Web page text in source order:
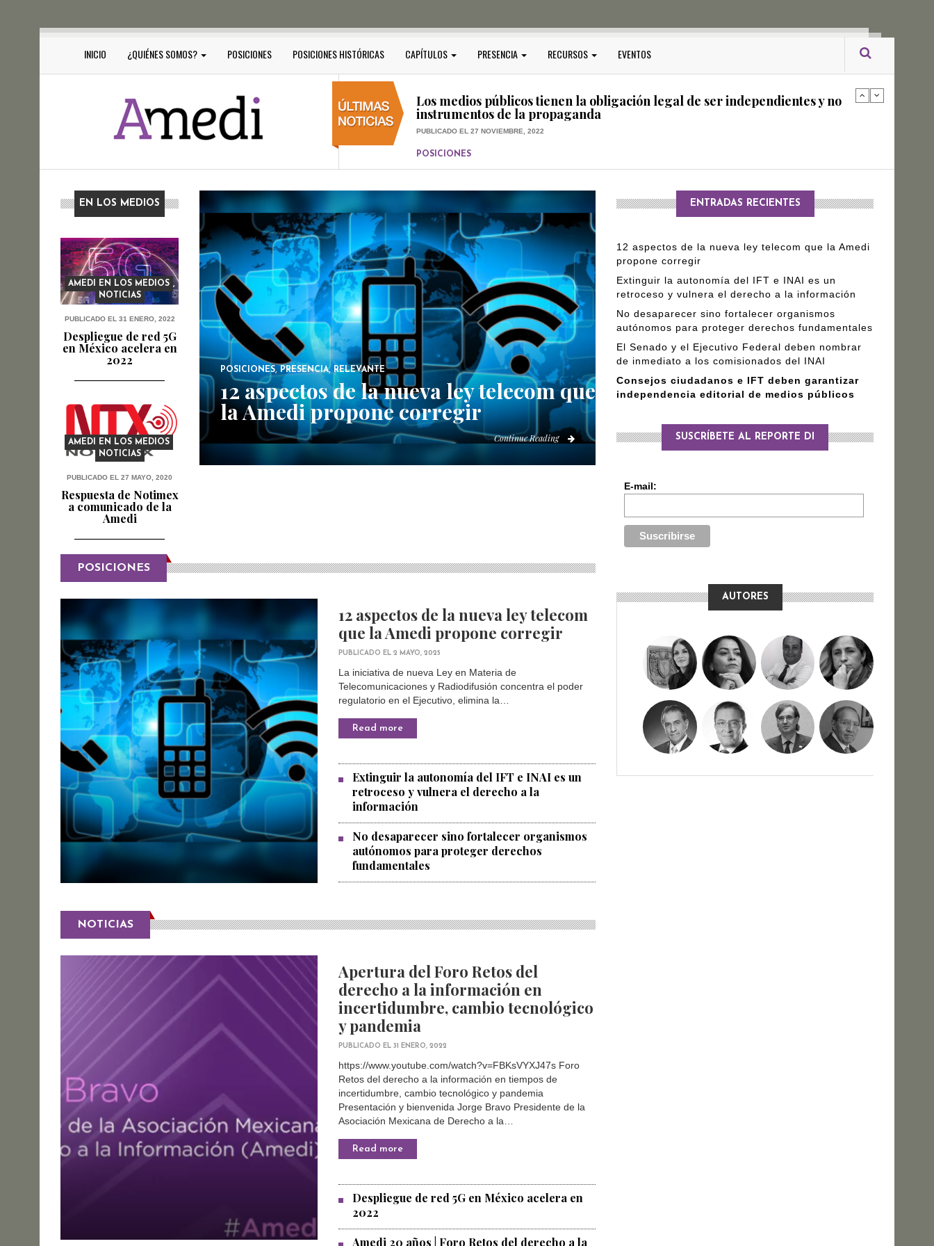
INICIO ¿QUIÉNES SOMOS? POSICIONES POSICIONES HISTÓRICAS CAPÍTULOS PRESENCIA RECURSOS EVENTOS
PUBLICADO EL 17 DICIEMBRE, 2022
Los medios públicos tienen la obligación legal de ser independientes y no
instrumentos de la propaganda
PUBLICADO EL 27 NOVIEMBRE, 2022
POSICIONES
Consejos ciudadanos e IFT deben garantizar independencia editorial de
EN LOS MEDIOS
AMEDI EN LOS MEDIOS ,
NOTICIAS
PUBLICADO EL 31 ENERO, 2022
Despliegue de red 5G
en México acelera en
2022
AMEDI EN LOS MEDIOS
NOTICIAS
PUBLICADO EL 27 MAYO, 2020
Respuesta de Notimex
a comunicado de la
Amedi
POSICIONES, PRESENCIA, RELEVANTE
12 aspectos de la nueva ley telecom que
la Amedi propone corregir
Continue Reading
POSICIONES
12 aspectos de la nueva ley telecom
que la Amedi propone corregir
PUBLICADO EL 2 MAYO, 2025
La iniciativa de nueva Ley en Materia de
Telecomunicaciones y Radiodifusión concentra el poder
regulatorio en el Ejecutivo, elimina la…
Read more
Extinguir la autonomía del IFT e INAI es un
retroceso y vulnera el derecho a la
información
No desaparecer sino fortalecer organismos
autónomos para proteger derechos
fundamentales
NOTICIAS
Apertura del Foro Retos del
derecho a la información en
incertidumbre, cambio tecnológico
y pandemia
PUBLICADO EL 31 ENERO, 2022
https://www.youtube.com/watch?v=FBKsVYXJ47s Foro
Retos del derecho a la información en tiempos de
incertidumbre, cambio tecnológico y pandemia
Presentación y bienvenida Jorge Bravo Presidente de la
Asociación Mexicana de Derecho a la…
Read more
Despliegue de red 5G en México acelera en
2022
Amedi 20 años | Foro Retos del derecho a la
ENTRADAS RECIENTES
12 aspectos de la nueva ley telecom que la Amedi
propone corregir
Extinguir la autonomía del IFT e INAI es un
retroceso y vulnera el derecho a la información
No desaparecer sino fortalecer organismos
autónomos para proteger derechos fundamentales
El Senado y el Ejecutivo Federal deben nombrar
de inmediato a los comisionados del INAI
Consejos ciudadanos e IFT deben garantizar
independencia editorial de medios públicos
SUSCRÍBETE AL REPORTE DI
E-mail:
AUTORES